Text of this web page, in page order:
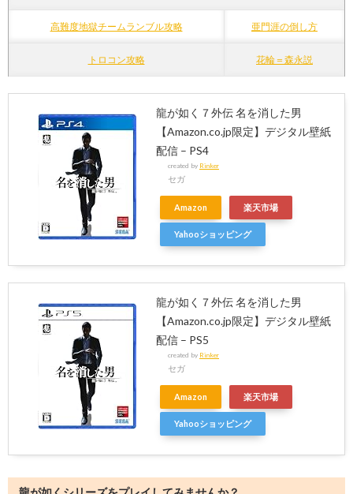
高難度地獄チームランブル攻略 亜門涯の倒し方
トロコン攻略 花輪＝森永説
龍が如く７外伝 名を消した男
【Amazon.co.jp限定】デジタル壁紙
配信 – PS4
created by Rinker
セガ
Amazon 楽天市場
Yahooショッピング
龍が如く７外伝 名を消した男
【Amazon.co.jp限定】デジタル壁紙
配信 – PS5
created by Rinker
セガ
Amazon 楽天市場
Yahooショッピング